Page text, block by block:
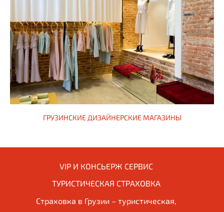
ГРУЗИНСКИЕ ДИЗАЙНЕРСКИЕ МАГАЗИНЫ
VIP И КОНСЬЕРЖ СЕРВИС
ТУРИСТИЧЕСКАЯ СТРАХОВКА
Страховка в Грузии – туристическая,